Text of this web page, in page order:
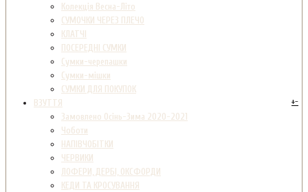
Колекція Весна-Літо
СУМОЧКИ ЧЕРЕЗ ПЛЕЧО
КЛАТЧІ
ПОСЕРЕДНІ СУМКИ
Сумки-черепашки
Сумки-мішки
СУМКИ ДЛЯ ПОКУПОК
ВЗУТТЯ
+-
Замовлено Осінь-Зима 2020-2021
Чоботи
НАПІВЧОБІТКИ
ЧЕРВИКИ
ЛОФЕРИ, ДЕРБІ, ОКСФОРДИ
КЕДИ ТА КРОСУВАННЯ